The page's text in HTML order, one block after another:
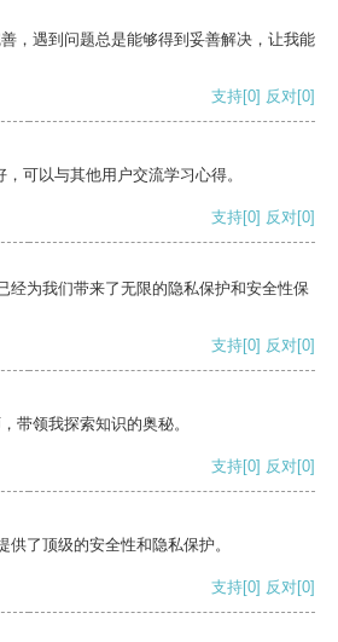
，遇到问题总是能够得到妥善解决，让我能
支持[0] 反对[0]
可以与其他用户交流学习心得。
支持[0] 反对[0]
经为我们带来了无限的隐私保护和安全性保
支持[0] 反对[0]
带领我探索知识的奥秘。
支持[0] 反对[0]
了顶级的安全性和隐私保护。
支持[0] 反对[0]